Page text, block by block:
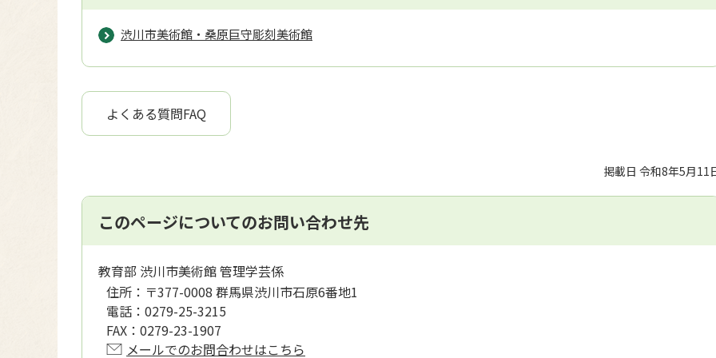
渋川市美術館・桑原巨守彫刻美術館
よくある質問FAQ
掲載日 令和8年5月11
このページについてのお問い合わせ先
教育部 渋川市美術館 管理学芸係
住所： 〒377-0008 群馬県渋川市石原6番地1
電話： 0279-25-3215
FAX： 0279-23-1907
メールでのお問合わせはこちら